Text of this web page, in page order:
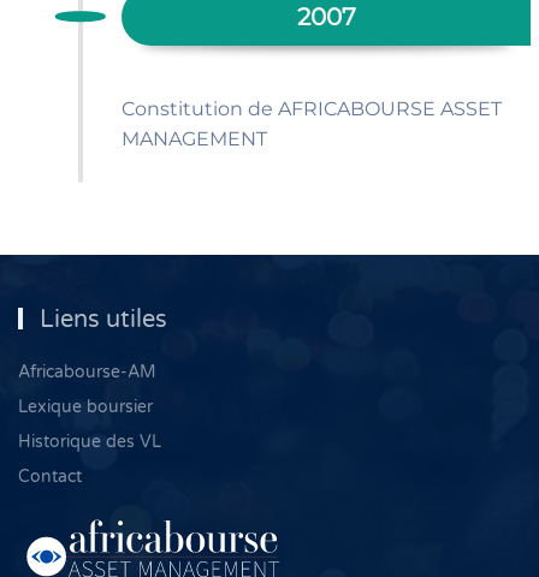
2007
Constitution de AFRICABOURSE ASSET
MANAGEMENT
Liens utiles
Africabourse-AM
Lexique boursier
Historique des VL
Contact